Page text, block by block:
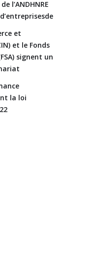
l’ANDHNRE
et
et le Fonds
signent un
la loi